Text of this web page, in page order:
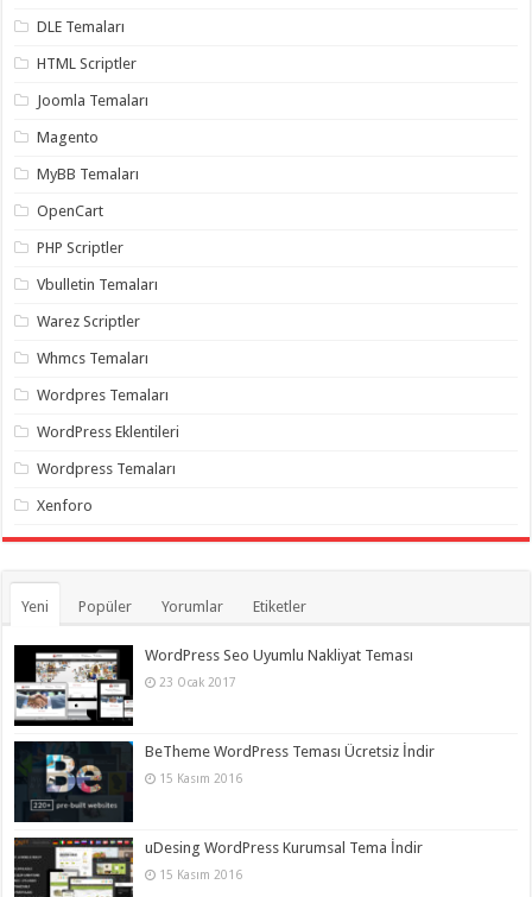
taşımacılık,
gaziantep
organizasyon
gaziantep
organizasyon,
gaziantep
organizasyon
gaziantep
gaziantep
gaziantep
gaziantep
twitter
hilesi ,
takipçi
instagram
hilesi ,
DLE Temaları
HTML Scriptler
Joomla Temaları
Magento
MyBB Temaları
OpenCart
PHP Scriptler
Vbulletin Temaları
Warez Scriptler
Whmcs Temaları
Wordpres Temaları
WordPress Eklentileri
Wordpress Temaları
Xenforo
Yeni Popüler Yorumlar Etiketler
WordPress Seo Uyumlu Nakliyat Teması
23 Ocak 2017
BeTheme WordPress Teması Ücretsiz İndir
15 Kasım 2016
uDesing WordPress Kurumsal Tema İndir
15 Kasım 2016